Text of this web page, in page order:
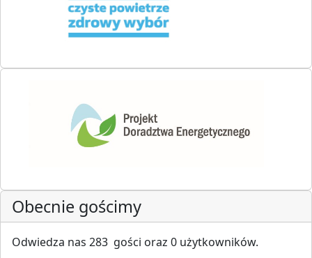
Obecnie gościmy
Odwiedza nas 283 gości oraz 0 użytkowników.